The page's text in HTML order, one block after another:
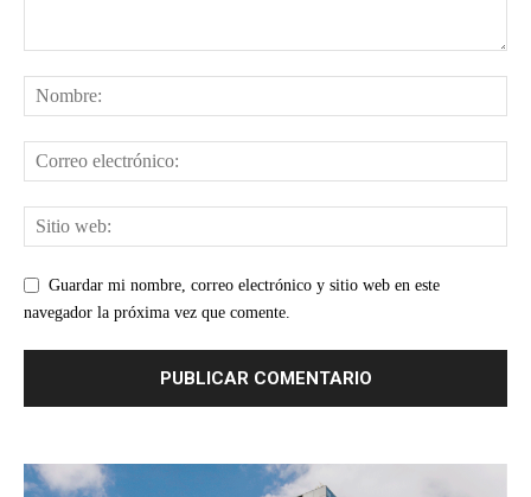
Guardar mi nombre, correo electrónico y sitio web en este
navegador la próxima vez que comente.